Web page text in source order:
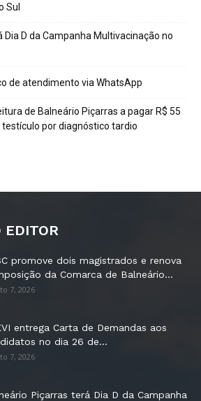
Sul
Dia D da Campanha Multivacinação no
de atendimento via WhatsApp
de Balneário Piçarras a pagar R$ 55
por diagnóstico tardio
EDITOR
promove dois magistrados e renova
da Comarca de Balneário...
7, 2026
entrega Carta de Demandas aos
no dia 26 de...
7, 2026
Piçarras terá Dia D da Campanha